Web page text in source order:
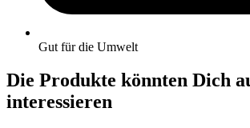
Gut für die Umwelt
Die Produkte könnten Dich
interessieren